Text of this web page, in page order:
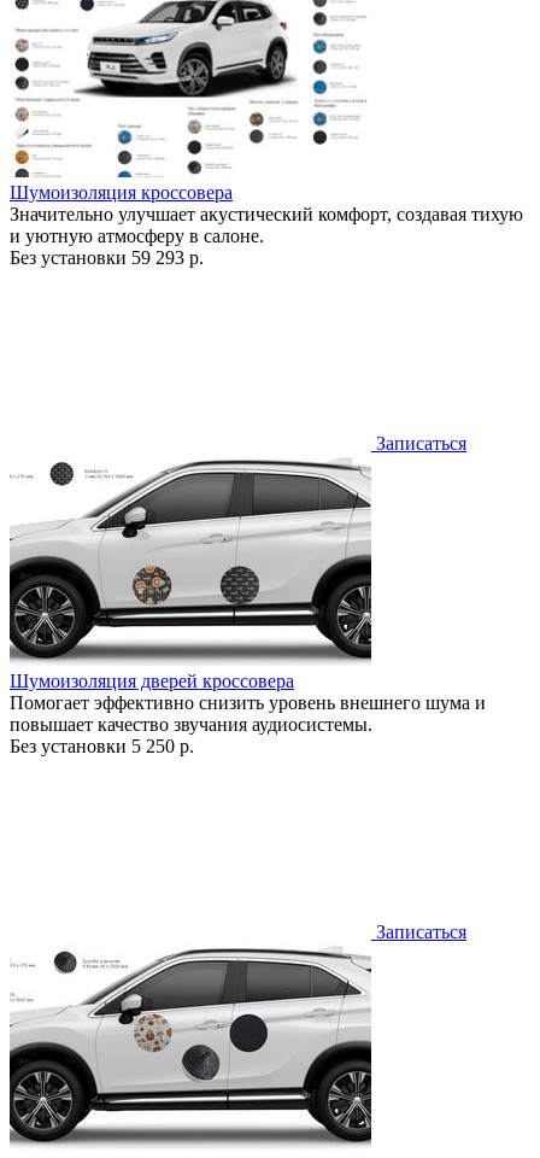
Шумоизоляция кроссовера
Значительно улучшает акустический комфорт, создавая тихую
и уютную атмосферу в салоне.
Без установки 59 293 р.
Записаться
Шумоизоляция дверей кроссовера
Помогает эффективно снизить уровень внешнего шума и
повышает качество звучания аудиосистемы.
Без установки 5 250 р.
Записаться